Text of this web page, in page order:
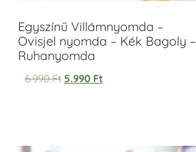
Egyszínű Villámnyomda –
Ovisjel nyomda – Kék Bagoly –
Ruhanyomda
6.990Ft 5.990 Ft